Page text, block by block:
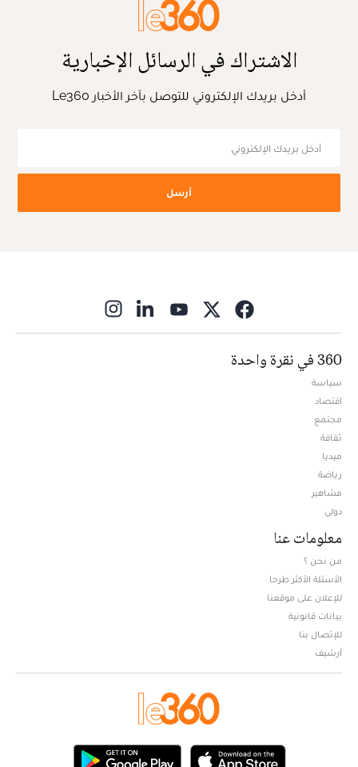
الاشتراك في الرسائل الإخبارية
أدخل بريدك الإلكتروني للتوصل بآخر الأخبار Le360
أرسل
360 في نقرة واحدة
سياسة
اقتصاد
مجتمع
ثقافة
ميديا
رياضة
مشاهير
دولي
معلومات عنا
من نحن ؟
الأسئلة الأكثر طرحا
للإعلان على موقعنا
بيانات قانونية
للإتصال بنا
أرشيف